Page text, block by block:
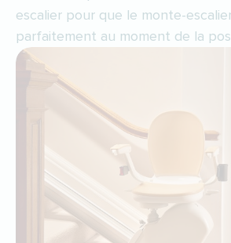
escalier pour que le monte-
parfaitement au moment de la